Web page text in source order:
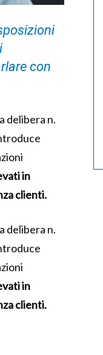
con
delibera n.
in
clienti.
delibera n.
in
clienti.